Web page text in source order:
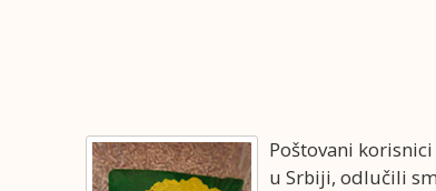
Poštovani
u Srbiji, odlučili